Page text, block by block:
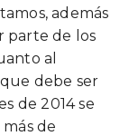
además
parte de los
al
debe ser
de 2014 se
de